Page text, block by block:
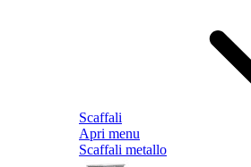
Scaffali
Apri menu
Scaffali metallo